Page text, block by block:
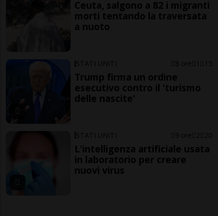
Ceuta, salgono a 82 i migranti
morti tentando la traversata
a nuoto
STATI UNITI 8 ore 1 15
Trump firma un ordine
esecutivo contro il 'turismo
delle nascite'
STATI UNITI 9 ore 2 20
L'intelligenza artificiale usata
in laboratorio per creare
nuovi virus